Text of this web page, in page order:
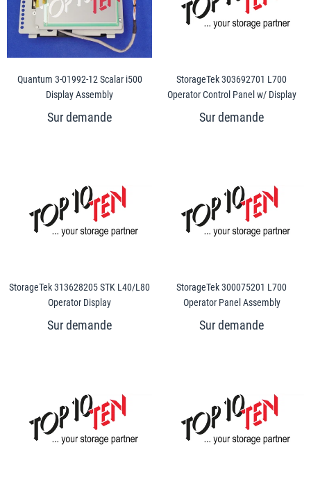
Quantum 3-01992-12 Scalar i500
Display Assembly
StorageTek 303692701 L700
Operator Control Panel w/ Display
StorageTek 313628205 STK L40/L80
Operator Display
StorageTek 300075201 L700
Operator Panel Assembly